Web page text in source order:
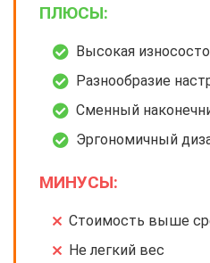
ПЛЮСЫ:
Высокая
Разнообразие
Сменный
Эргономичный
МИНУСЫ:
Стоимость выше
Не легкий вес